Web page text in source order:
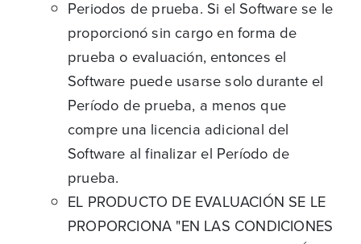
Periodos de prueba. Si el Software se le
proporcionó sin cargo en forma de
prueba o evaluación, entonces el
Software puede usarse solo durante el
Período de prueba, a menos que
compre una licencia adicional del
Software al finalizar el Período de
prueba.
EL PRODUCTO DE EVALUACIÓN SE LE
PROPORCIONA "EN LAS CONDICIONES